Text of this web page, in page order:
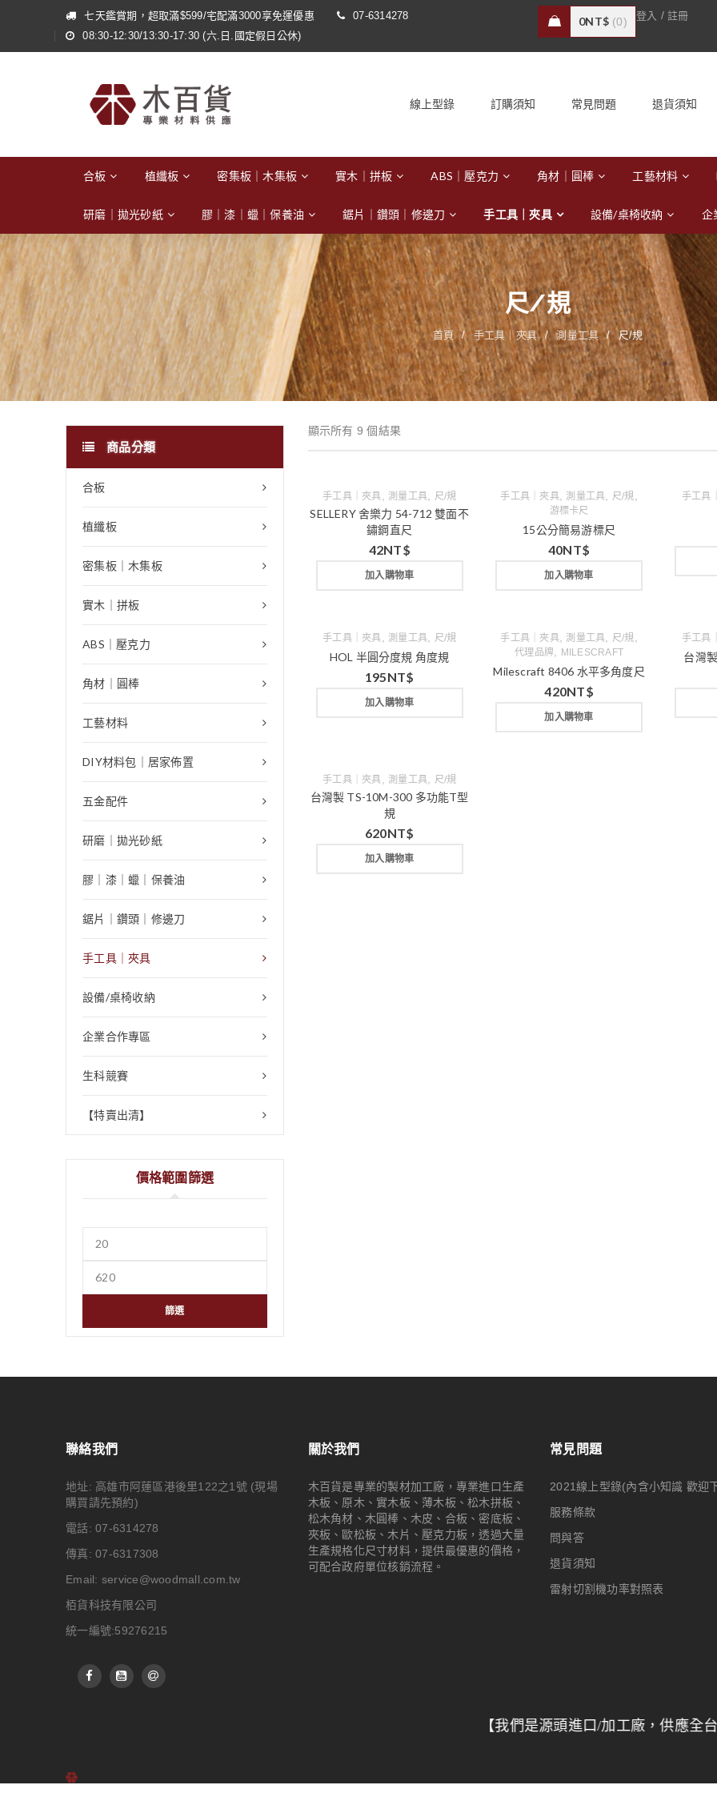
七天鑑賞期，超取滿$599/宅配滿3000享免運優惠
07-6314278
08:30-12:30/13:30-17:30 (六.日.國定假日公休)
0NT$ 0 登入 / 註冊
線上型錄 訂購須知 常見問題 退貨須知
合板 植纖板 密集板｜木集板 實木｜拼板 ABS｜壓克力 角材｜圓棒 工藝材料
研磨｜拋光砂紙 膠｜漆｜蠟｜保養油 鋸片｜鑽頭｜修邊刀 手工具｜夾具 設備/桌椅收納 企
尺/規
首頁 / 手工具｜夾具 / 測量工具 / 尺/規
商品分類
合板
植纖板
密集板｜木集板
實木｜拼板
ABS｜壓克力
角材｜圓棒
工藝材料
DIY材料包｜居家佈置
五金配件
研磨｜拋光砂紙
膠｜漆｜蠟｜保養油
鋸片｜鑽頭｜修邊刀
手工具｜夾具
設備/桌椅收納
企業合作專區
生科競賽
【特賣出清】
價格範圍篩選
篩選
顯示所有 9 個結果
手工具｜夾具 測量工具 尺/規
SELLERY 舍樂力 54-712 雙面不
鏽鋼直尺
42NT$
加入購物車
手工具｜夾具, 測量工具 尺/規
游標卡尺
15公分簡易游標尺
40NT$
加入購物車
手工具
手工具｜夾具 測量工具 尺/規
HOL 半圓分度規 角度規
195NT$
加入購物車
手工具｜夾具, 測量工具 尺/規
代理品牌 MILESCRAFT
Milescraft 8406 水平多角度尺
420NT$
加入購物車
手工具
台灣
手工具｜夾具 測量工具 尺/規
台灣製 TS-10M-300 多功能T型
規
620NT$
加入購物車
聯絡我們
地址: 高雄市阿蓮區港後里122之1號 (現場
購買請先預約)
電話: 07-6314278
傳真: 07-6317308
Email: service@woodmall.com.tw
栢貨科技有限公司
統一編號:59276215
關於我們
木百貨是專業的製材加工廠，專業進口生產
木板、原木、實木板、薄木板、松木拼板、
松木角材、木圓棒、木皮、合板、密底板、
夾板、歐松板、木片、壓克力板，透過大量
生產規格化尺寸材料，提供最優惠的價格，
可配合政府單位核銷流程。
常見問題
2021線上型錄(內含小知識 歡迎
服務條款
問與答
退貨須知
雷射切割機功率對照表
【我們是源頭進口/加工廠，供應全台特力屋/